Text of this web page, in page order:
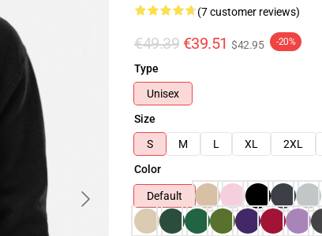
(7 customer reviews)
€49.39 €39.51 $42.95 -20%
Type
Unisex
Size
S
M L XL 2XL
Color
Default